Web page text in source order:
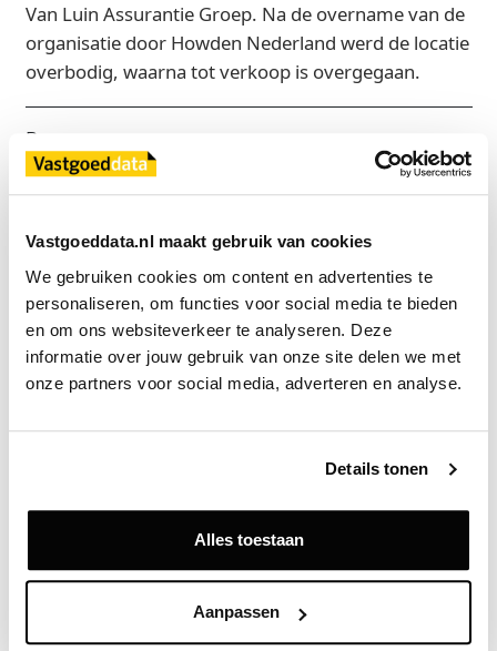
Vastgoeddata.nl maakt gebruik van cookies
We gebruiken cookies om content en advertenties te
personaliseren, om functies voor social media te bieden
en om ons websiteverkeer te analyseren. Deze
informatie over jouw gebruik van onze site delen we met
onze partners voor social media, adverteren en analyse.
Details tonen
Alles toestaan
Aanpassen
Van Luin Assurantie Groep. Na de overname van de
organisatie door Howden Nederland werd de locatie
overbodig, waarna tot verkoop is overgegaan.
Bron
Zadelhoff Vastgoedadviseurs
Exclusief voor licentiehouders
Zie direct welke partijen en panden betrokken zijn bij dit nieuws.
Deze informatie is alleen beschikbaar voor licentiehouders van
Vastgoeddata.
Vraag een demo aan
Terug
Gerelateerde nieuwsberichten